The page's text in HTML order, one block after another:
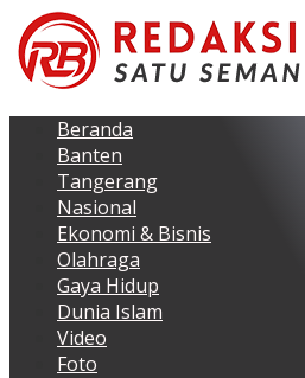
Beranda
Banten
Tangerang
Nasional
Ekonomi & Bisnis
Olahraga
Gaya Hidup
Dunia Islam
Video
Foto